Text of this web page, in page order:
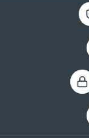
Politique de confidentialité